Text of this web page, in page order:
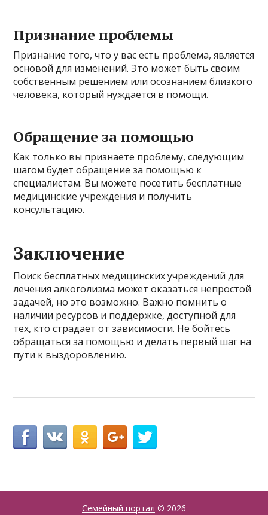
Признание проблемы
Признание того, что у вас есть проблема, является
основой для изменений. Это может быть своим
собственным решением или осознанием близкого
человека, который нуждается в помощи.
Обращение за помощью
Как только вы признаете проблему, следующим
шагом будет обращение за помощью к
специалистам. Вы можете посетить бесплатные
медицинские учреждения и получить
консультацию.
Заключение
Поиск бесплатных медицинских учреждений для
лечения алкоголизма может оказаться непростой
задачей, но это возможно. Важно помнить о
наличии ресурсов и поддержке, доступной для
тех, кто страдает от зависимости. Не бойтесь
обращаться за помощью и делать первый шаг на
пути к выздоровлению.
Семейный портал © 2026